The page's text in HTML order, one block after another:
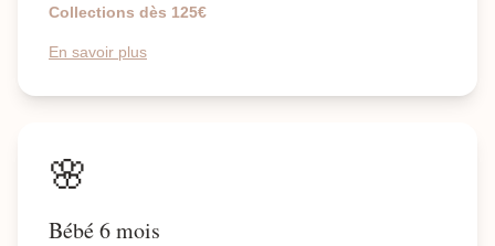
Collections dès 125€
En savoir plus
🌸
Bébé 6 mois